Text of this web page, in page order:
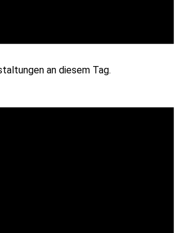
an diesem Tag.